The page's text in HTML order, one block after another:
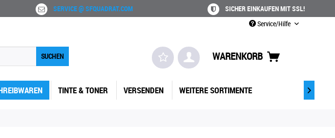
SERVICE @ SFQUADRAT.COM
SICHER EINKAUFEN MIT SSL!
Service/Hilfe
SUCHEN WARENKORB
TINTE & TONER VERSENDEN WEITERE SORTIMENTE 